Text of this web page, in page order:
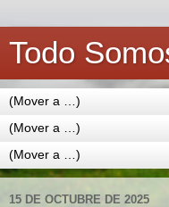
Todo
15 DE OCTUBRE DE 2025